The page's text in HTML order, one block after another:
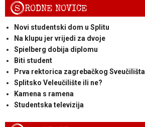
SRODNE NOVICE
Novi studentski dom u Splitu
Na klupu jer vrijedi za dvoje
Spielberg dobija diplomu
Biti student
Prva rektorica zagrebačkog Sveučilišta
Splitsko Veleučilište ili ne?
Kamena s ramena
Studentska televizija